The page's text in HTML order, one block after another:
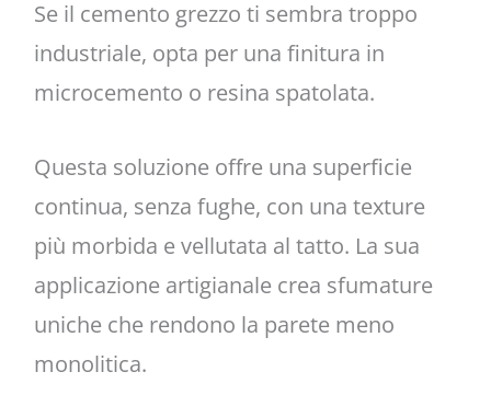
Se il cemento grezzo ti sembra troppo
industriale, opta per una finitura in
microcemento o resina spatolata.
Questa soluzione offre una superficie
continua, senza fughe, con una texture
più morbida e vellutata al tatto. La sua
applicazione artigianale crea sfumature
uniche che rendono la parete meno
monolitica.